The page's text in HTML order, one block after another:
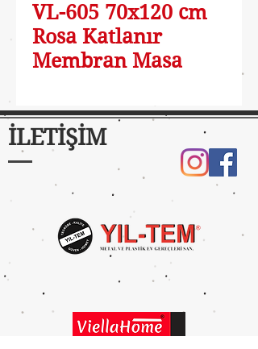
VL-605 70x120 cm
Rosa Katlanır
Membran Masa
İLETİŞİM